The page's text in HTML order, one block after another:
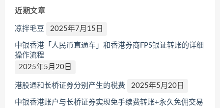
近期文章
凉拌毛豆 2025年7月15日
中银香港「人民币直通车」和香港券商FPS银证转账的详细
操作流程
2025年5月20日
港股通和长桥证券分别产生的税费 2025年5月20日
中银香港账户与长桥证券实现免手续费转账+永久免佣交易